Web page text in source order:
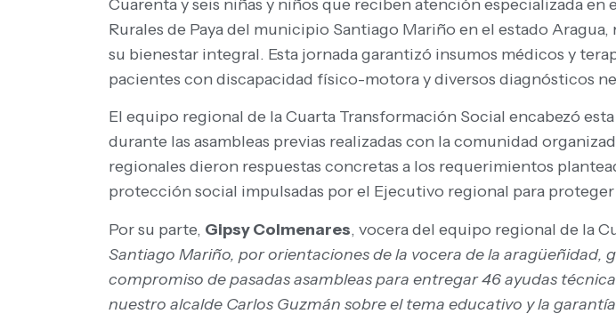
Cuarenta y seis niñas y niños que reciben atención especializada
Rurales de Paya del municipio Santiago Mariño en el estado
su bienestar integral. Esta jornada garantizó insumos médicos y
pacientes con discapacidad físico-motora y diversos diagnósticos
El equipo regional de la Cuarta Transformación Social encabezó
durante las asambleas previas realizadas con la comunidad
regionales dieron respuestas concretas a los requerimientos
protección social impulsadas por el Ejecutivo regional para proteger
Por su parte, Gipsy Colmenares, vocera del equipo regional de la
Santiago Mariño, por orientaciones de la vocera de la
compromiso de pasadas asambleas para entregar 46 ayudas
nuestro alcalde Carlos Guzmán sobre el tema educativo y la